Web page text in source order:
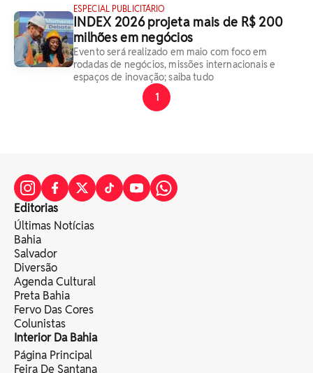
ESPECIAL PUBLICITÁRIO
INDEX 2026 projeta mais de R$ 200
milhões em negócios
Evento será realizado em maio com foco em
rodadas de negócios, missões internacionais e
espaços de inovação; saiba tudo
1
Editorias
Últimas Notícias
Bahia
Salvador
Diversão
Agenda Cultural
Preta Bahia
Fervo Das Cores
Colunistas
Interior Da Bahia
Página Principal
Feira De Santana